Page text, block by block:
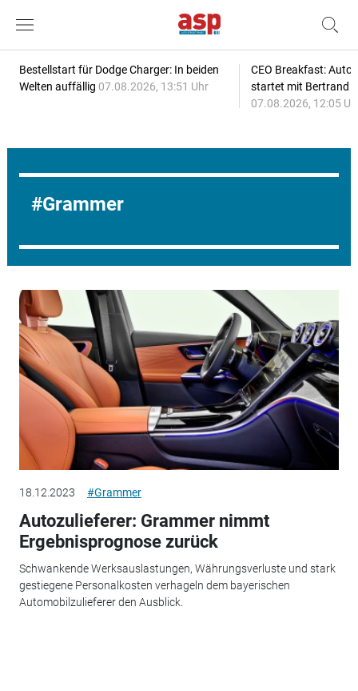
Bestellstart für Dodge Charger: In beiden
Welten auffällig 07.08.2026, 13:51 Uhr
CEO Breakfast:
startet mit Bertrand
07.08.2026, 12:05
Grammer
18.12.2023 #Grammer
Autozulieferer: Grammer nimmt
Ergebnisprognose zurück
Schwankende Werksauslastungen, Währungsverluste und stark
gestiegene Personalkosten verhageln dem bayerischen
Automobilzulieferer den Ausblick.